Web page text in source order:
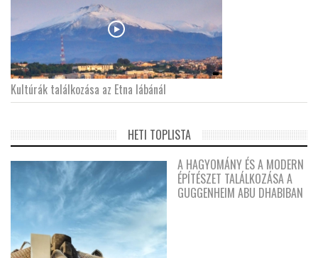
Kultúrák találkozása az Etna lábánál
HETI TOPLISTA
A HAGYOMÁNY ÉS A MODERN
ÉPÍTÉSZET TALÁLKOZÁSA A
GUGGENHEIM ABU DHABIBAN